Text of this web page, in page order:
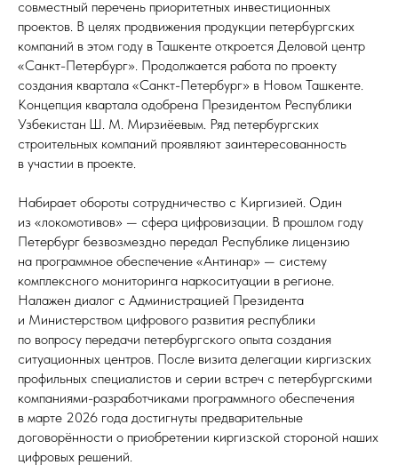
совместный перечень приоритетных инвестиционных
проектов. В целях продвижения продукции петербургских
компаний в этом году в Ташкенте откроется Деловой центр
«Санкт-Петербург». Продолжается работа по проекту
создания квартала «Санкт-Петербург» в Новом Ташкенте.
Концепция квартала одобрена Президентом Республики
Узбекистан Ш. М. Мирзиёевым. Ряд петербургских
строительных компаний проявляют заинтересованность
в участии в проекте.
Набирает обороты сотрудничество с Киргизией. Один
из «локомотивов» — сфера цифровизации. В прошлом году
Петербург безвозмездно передал Республике лицензию
на программное обеспечение «Антинар» — систему
комплексного мониторинга наркоситуации в регионе.
Налажен диалог с Администрацией Президента
и Министерством цифрового развития республики
по вопросу передачи петербургского опыта создания
ситуационных центров. После визита делегации киргизских
профильных специалистов и серии встреч с петербургскими
компаниями-разработчиками программного обеспечения
в марте 2026 года достигнуты предварительные
договорённости о приобретении киргизской стороной наших
цифровых решений.